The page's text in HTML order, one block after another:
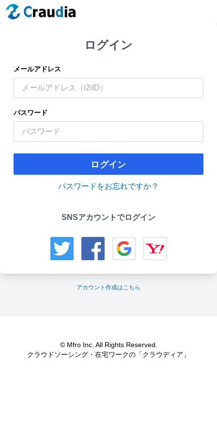
ログイン
メールアドレス
パスワード
ログイン
パスワードをお忘れですか？
SNSアカウントでログイン
アカウント作成はこちら
© Mfro Inc. All Rights Reserved.
クラウドソーシング・在宅ワークの「クラウディア」